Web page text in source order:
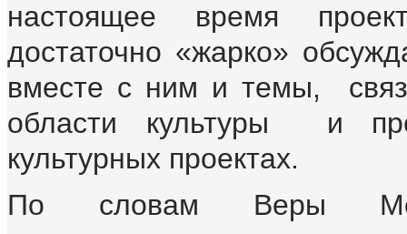
настоящее время
достаточно «жарко»
вместе с ним и темы,
области культуры и
культурных проектах.
По словам Веры